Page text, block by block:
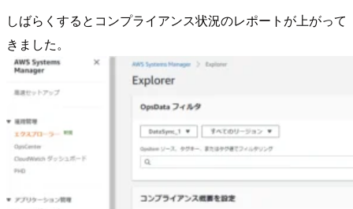
しばらくするとコンプライアンス状況のレポートが上がって
きました。